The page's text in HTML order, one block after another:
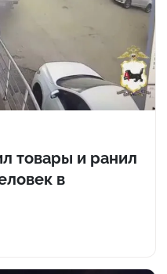
товары и ранил
в